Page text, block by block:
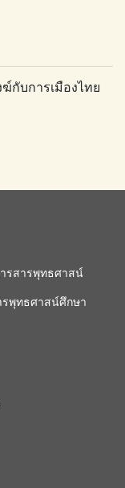
กับการเมืองไทย
รสารพุทธศาสน์
พุทธศาสน์ศึกษา